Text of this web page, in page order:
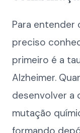
Para
preciso
primeiro é a
Alzheimer.
desenvolver a
mutação